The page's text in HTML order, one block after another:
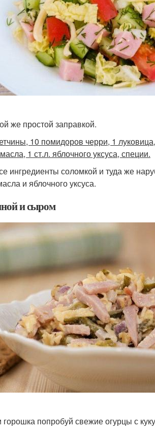
же простой заправкой.
10 помидоров черри, 1
1 ст.л. яблочного уксуса, специи.
ингредиенты соломкой и туда же
и яблочного уксуса.
и сыром
попробуй свежие огурцы с